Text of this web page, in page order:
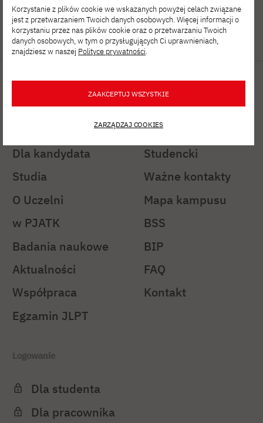
pjatk@pja.edu.pl
zoom: pjatk
Na skróty
Dla kandydata
Studia
O Uczelni
w PJATK
Badania naukowe
Aktualności
Współpraca
Egzamin JLPT
Ważne linki
Studencki
Ważne kontakty
Mapa kampusu
BSS
BIP
FAQ
Kontakt
Logowanie
Dla studenta
Dla pracownika
Korzystanie z plików cookie we wskazanych powyżej celach związane
jest z przetwarzaniem Twoich danych osobowych. Więcej informacji o
korzystaniu przez nas plików cookie oraz o przetwarzaniu Twoich
danych osobowych, w tym o przysługujących Ci uprawnieniach,
znajdziesz w naszej Polityce prywatności.
ZAAKCEPTUJ WSZYSTKIE
ZARZĄDZAJ COOKIES